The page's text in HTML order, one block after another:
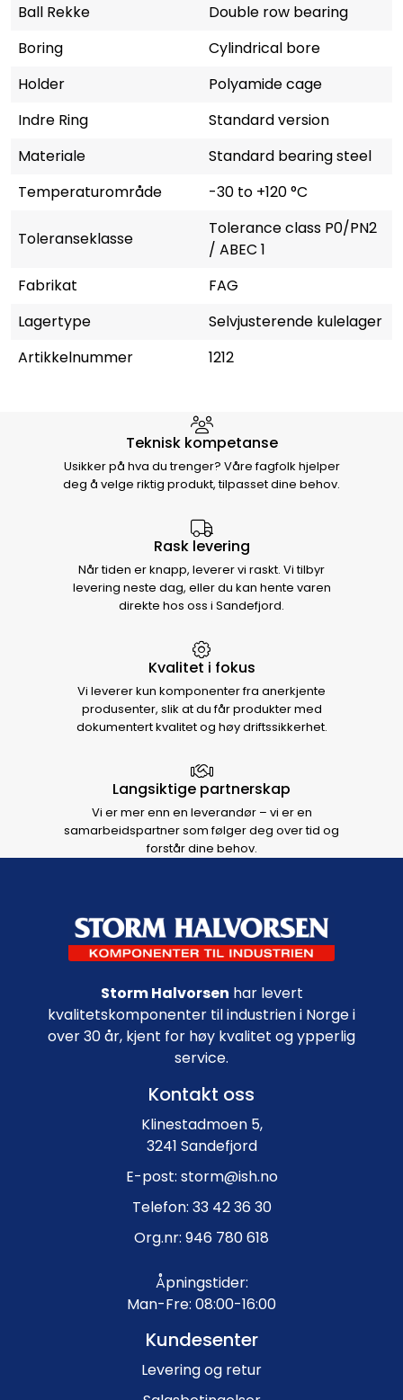
Ball Rekke
Double row bearing
Boring
Cylindrical bore
Holder
Polyamide cage
Indre Ring
Standard version
Materiale
Standard bearing steel
Temperaturområde
-30 to +120 °C
Toleranseklasse
Tolerance class P0/PN2
/ ABEC 1
Fabrikat
FAG
Lagertype
Selvjusterende kulelager
Artikkelnummer
1212
Hvorfor velge Storm Halvorsen
Teknisk kompetanse
Usikker på hva du trenger? Våre fagfolk hjelper
deg å velge riktig produkt, tilpasset dine behov.
Rask levering
Når tiden er knapp, leverer vi raskt. Vi tilbyr
levering neste dag, eller du kan hente varen
direkte hos oss i Sandefjord.
Kvalitet i fokus
Vi leverer kun komponenter fra anerkjente
produsenter, slik at du får produkter med
dokumentert kvalitet og høy driftssikkerhet.
Langsiktige partnerskap
Vi er mer enn en leverandør – vi er en
samarbeidspartner som følger deg over tid og
forstår dine behov.
Footer navigation
Storm Halvorsen har levert
kvalitetskomponenter til industrien i Norge i
over 30 år, kjent for høy kvalitet og ypperlig
service.
Kontakt oss
Klinestadmoen 5,
3241 Sandefjord
E-post: storm@ish.no
Telefon: 33 42 36 30
Org.nr: 946 780 618
Åpningstider:
Man-Fre: 08:00-16:00
Kundesenter
Levering og retur